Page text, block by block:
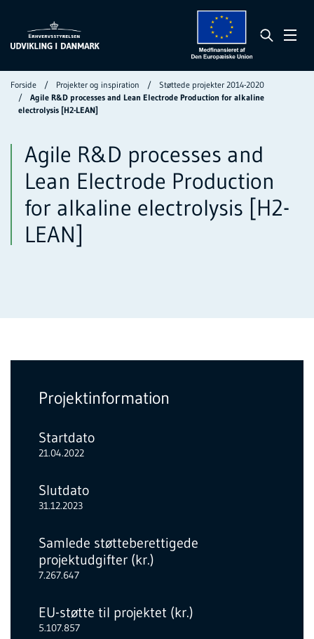
Forside Projekter og inspiration
Støttede projekter 2014-2020
Agile R&D processes and Lean Electrode Production for alkaline
electrolysis [H2-LEAN]
Agile R&D processes and
Lean Electrode Production
for alkaline electrolysis [H2-
LEAN]
Projektinformation
Startdato
21.04.2022
Slutdato
31.12.2023
Samlede støtteberettigede
projektudgifter (kr.)
7.267.647
EU-støtte til projektet (kr.)
5.107.857